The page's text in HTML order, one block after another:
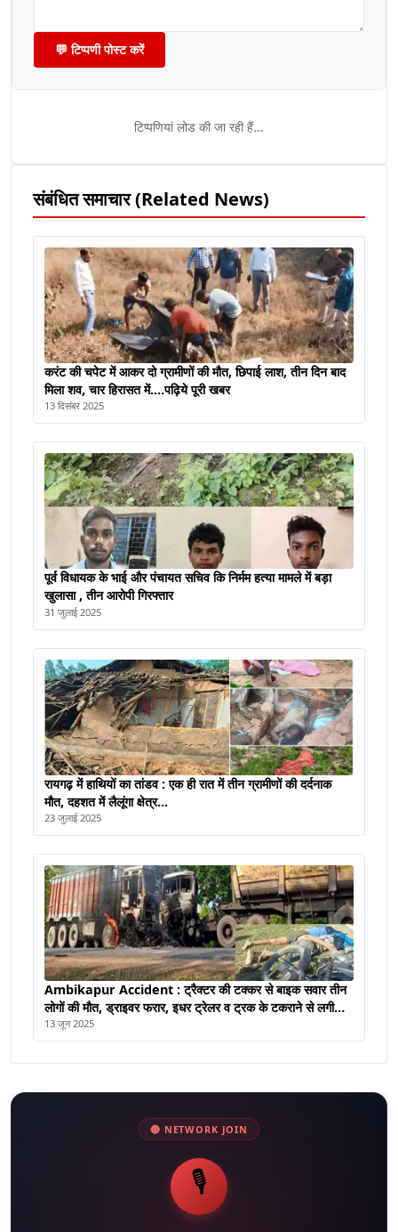
💬 टिप्पणी पोस्ट करें
टिप्पणियां लोड की जा रही हैं...
संबंधित समाचार (Related News)
करंट की चपेट में आकर दो ग्रामीणों की मौत, छिपाई लाश, तीन दिन बाद
मिला शव, चार हिरासत में....पढ़िये पूरी खबर
13 दिसंबर 2025
पूर्व विधायक के भाई और पंचायत सचिव कि निर्मम हत्या मामले में बड़ा
खुलासा , तीन आरोपी गिरफ्तार
31 जुलाई 2025
रायगढ़ में हाथियों का तांडव : एक ही रात में तीन ग्रामीणों की दर्दनाक
मौत, दहशत में लैलूंगा क्षेत्र...
23 जुलाई 2025
Ambikapur Accident : ट्रैक्टर की टक्कर से बाइक सवार तीन
लोगों की मौत, ड्राइवर फरार, इधर ट्रेलर व ट्रक के टकराने से लगी
आग, जिंदा जला चालक
13 जून 2025
🔴 NETWORK JOIN
🎙️